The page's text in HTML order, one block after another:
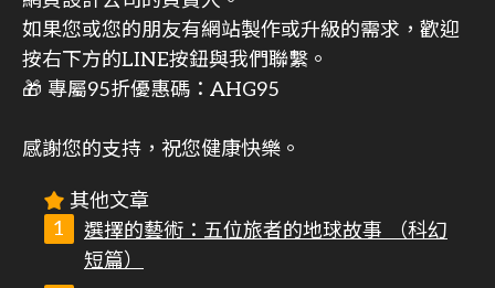
如果您或您的朋友有網站製作或升級的需求，歡迎
按右下方的LINE按鈕與我們聯繫。
🎁 專屬95折優惠碼：AHG95
感謝您的支持，祝您健康快樂。
其他文章
選擇的藝術：五位旅者的地球故事 （科幻
短篇）